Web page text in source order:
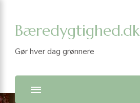
Bæredygtighed.dk
Gør hver dag grønnere